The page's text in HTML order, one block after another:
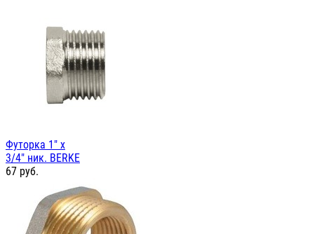
Футорка 1" х
3/4" ник. BERKE
67 руб.